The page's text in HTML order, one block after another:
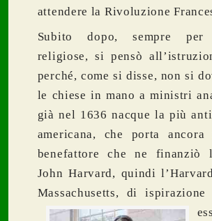
attendere la Rivoluzione
Subito dopo, sempre per
religiose, si pensò
perché, come si disse, non si
le chiese in mano a ministri
già nel 1636 nacque la più
americana, che porta
benefattore che ne finanziò
John Harvard, quindi
Massachusetts, di